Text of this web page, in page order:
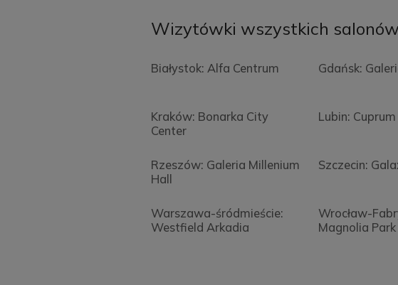
Wizytówki wszystkich
Białystok: Alfa Centrum Gdańsk:
Kraków: Bonarka City
Center
Lubin:
Rzeszów: Galeria Millenium
Hall
Szczecin:
Warszawa-śródmieście:
Westfield Arkadia
Wrocław-
Magnolia Park